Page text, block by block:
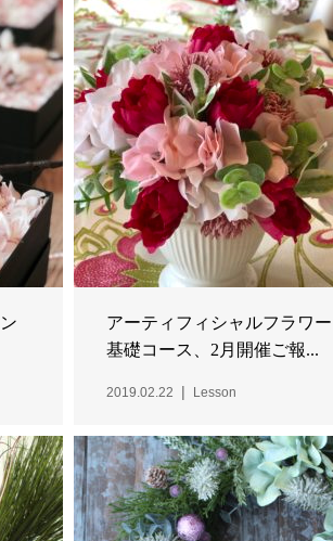
アーティフィシャルフラワー
基礎コース、2月開催ご報...
2019.02.22 Lesson